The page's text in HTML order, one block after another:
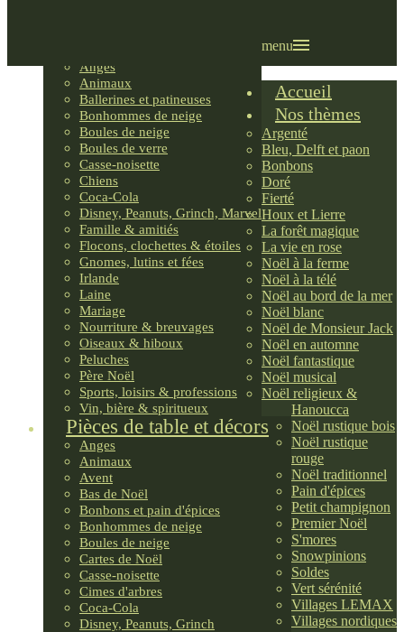
Anges
Animaux
Ballerines et patineuses
Bonhommes de neige
Boules de neige
Boules de verre
Casse-noisette
Chiens
Coca-Cola
Disney, Peanuts, Grinch, Marvel
Famille & amitiés
Flocons, clochettes & étoiles
Gnomes, lutins et fées
Irlande
Laine
Mariage
Nourriture & breuvages
Oiseaux & hiboux
Peluches
Père Noël
Sports, loisirs & professions
Vin, bière & spiritueux
Pièces de table et décors
Anges
Animaux
Avent
Bas de Noël
Bonbons et pain d'épices
Bonhommes de neige
Boules de neige
Cartes de Noël
Casse-noisette
Cimes d'arbres
Coca-Cola
Disney, Peanuts, Grinch
menu
Accueil
Nos thèmes
Argenté
Bleu, Delft et paon
Bonbons
Doré
Fierté
Houx et Lierre
La forêt magique
La vie en rose
Noël à la ferme
Noël à la télé
Noël au bord de la mer
Noël blanc
Noël de Monsieur Jack
Noël en automne
Noël fantastique
Noël musical
Noël religieux &
Hanoucca
Noël rustique bois
Noël rustique
rouge
Noël traditionnel
Pain d'épices
Petit champignon
Premier Noël
S'mores
Snowpinions
Soldes
Vert sérénité
Villages LEMAX
Villages nordiques